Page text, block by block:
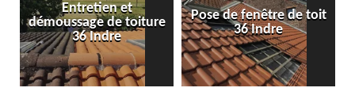
Entretien et
démoussage de toiture
36 Indre
Pose de fenêtre de toit
36 Indre